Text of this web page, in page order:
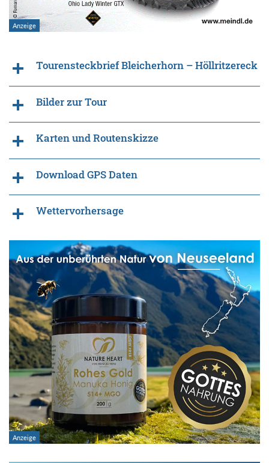
Tourensteckbrief Bleicherhorn – Höllritzereck
Bilder zur Tour
Karten und Routenskizze
Download GPS Daten
Wettervorhersage